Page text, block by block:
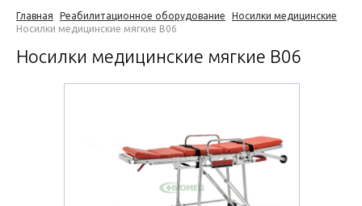
Главная Реабилитационное оборудование
Носилки медицинские
Носилки медицинские мягкие B06
Носилки медицинские мягкие B06